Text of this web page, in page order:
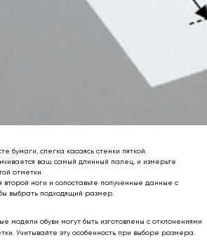
бумаги, слегка касаясь стенки пяткой.
ваш самый длинный палец, и измерьте
отметки.
ноги и сопоставьте полученные данные с
выбрать подходящий размер.
модели обуви могут быть изготовлены с отклонениями
Учитывайте эту особенность при выборе размера.
Обработка
персональных данных